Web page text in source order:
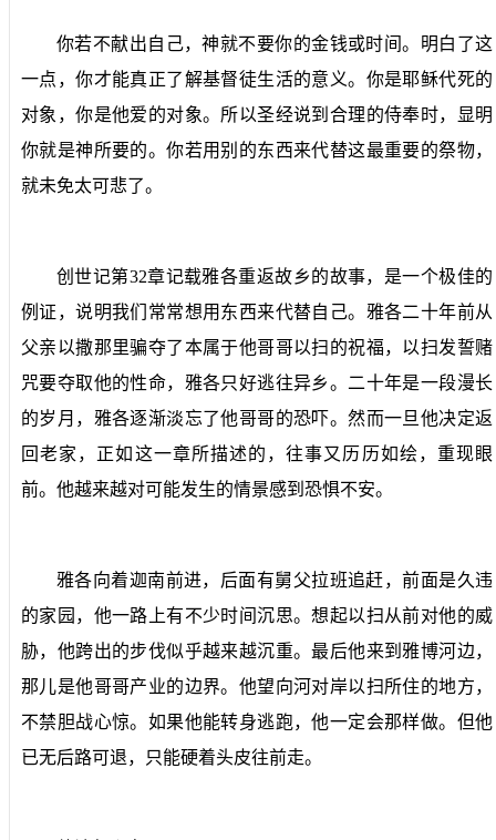
你若不献出自己，神就不要你的金钱或时间。明白了这
一点，你才能真正了解基督徒生活的意义。你是耶稣代死的
对象，你是他爱的对象。所以圣经说到合理的侍奉时，显明
你就是神所要的。你若用别的东西来代替这最重要的祭物，
就未免太可悲了。
创世记第32章记载雅各重返故乡的故事，是一个极佳的
例证，说明我们常常想用东西来代替自己。雅各二十年前从
父亲以撒那里骗夺了本属于他哥哥以扫的祝福，以扫发誓赌
咒要夺取他的性命，雅各只好逃往异乡。二十年是一段漫长
的岁月，雅各逐渐淡忘了他哥哥的恐吓。然而一旦他决定返
回老家，正如这一章所描述的，往事又历历如绘，重现眼
前。他越来越对可能发生的情景感到恐惧不安。
雅各向着迦南前进，后面有舅父拉班追赶，前面是久违
的家园，他一路上有不少时间沉思。想起以扫从前对他的威
胁，他跨出的步伐似乎越来越沉重。最后他来到雅博河边，
那儿是他哥哥产业的边界。他望向河对岸以扫所住的地方，
不禁胆战心惊。如果他能转身逃跑，他一定会那样做。但他
已无后路可退，只能硬着头皮往前走。